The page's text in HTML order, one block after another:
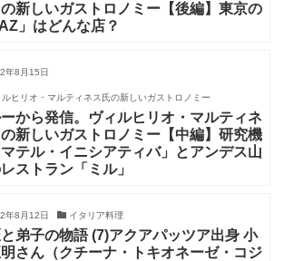
新しいガストロノミー【後編】東京の
」はどんな店？
年8月15日
ルヒリオ・マルティネス氏の新しいガストロノミー
から発信。ヴィルヒリオ・マルティネ
新しいガストロノミー【中編】研究機
テル・イニシアティバ」とアンデス山
ストラン「ミル」
年8月12日 イタリア料理
弟子の物語 (7)アクアパッツア出身 小
さん（クチーナ・トキオネーゼ・コジ